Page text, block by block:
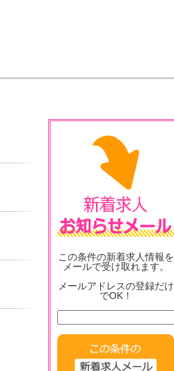
この条件の新着求人情報を
メールで受け取れます。
メールアドレスの登録だけ
でOK！